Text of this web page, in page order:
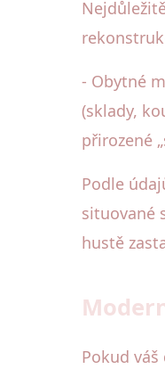
- Obytné
(sklady,
přirozené
Podle
situované
hustě
Pokud